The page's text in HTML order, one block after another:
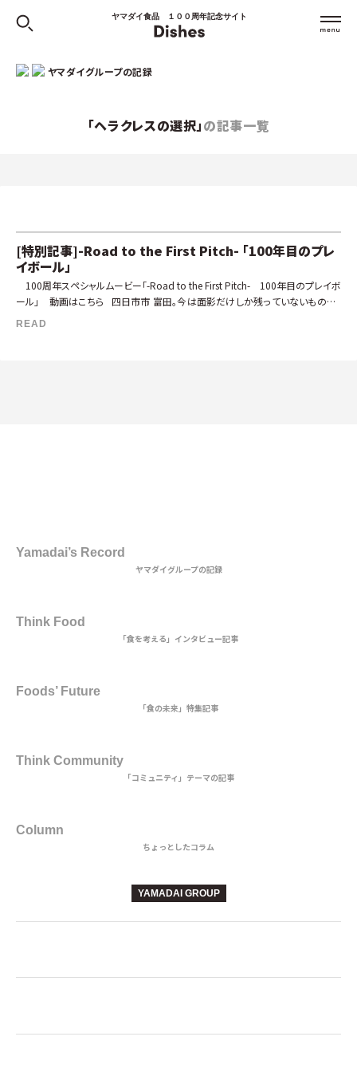
ヤマダイ食品 １００周年記念サイト
ヤマダイグループの記録
「ヘラクレスの選択」の記事一覧
[特別記事]-Road to the First Pitch- 「100年目のプレ
イボール」
100周年スペシャルムービー「-Road to the First Pitch- 100年目のプレイボ
ール」 動画はこちら 四日市市 富田。今は面影だけしか残っていないものの、
かつて漁港で […]
READ
Yamadai’s Record
ヤマダイグループの記録
Think Food
「食を考える」インタビュー記事
Foods’ Future
「食の未来」特集記事
Think Community
「コミュニティ」テーマの記事
Column
ちょっとしたコラム
YAMADAI GROUP